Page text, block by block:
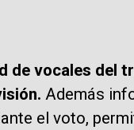
de vocales del
Además
el voto,